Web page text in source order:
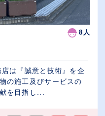
8人
は『誠意と技術』を企
の施工及びサービスの
を目指し...